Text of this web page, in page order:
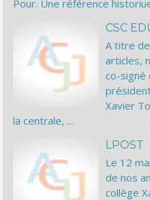
Pour. Une référence
CSC
A titre
articles,
co-signé
Xavier
la centrale, ...
LPOST
Le 12
de nos
collège